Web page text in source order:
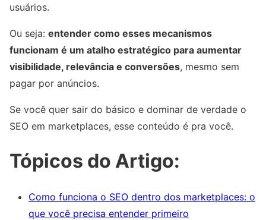
usuários.
Ou seja: entender como esses mecanismos
funcionam é um atalho estratégico para aumentar
visibilidade, relevância e conversões, mesmo sem
pagar por anúncios.
Se você quer sair do básico e dominar de verdade o
SEO em marketplaces, esse conteúdo é pra você.
Tópicos do Artigo:
Como funciona o SEO dentro dos marketplaces: o
que você precisa entender primeiro